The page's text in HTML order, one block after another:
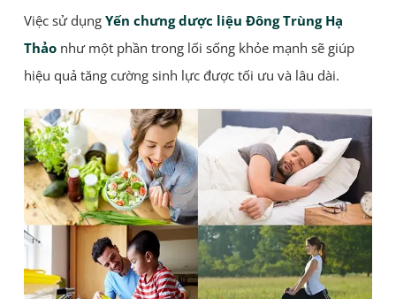
Việc sử dụng Yến chưng dược liệu Đông Trùng Hạ
Thảonhư một phần trong lối sống khỏe mạnh sẽ giúp
hiệu quả tăng cường sinh lực được tối ưu và lâu dài.